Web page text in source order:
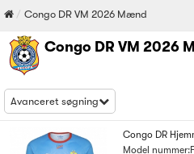
Congo DR VM 2026 Mænd
Congo DR VM 2026
Avanceret søgning
Congo DR
Model